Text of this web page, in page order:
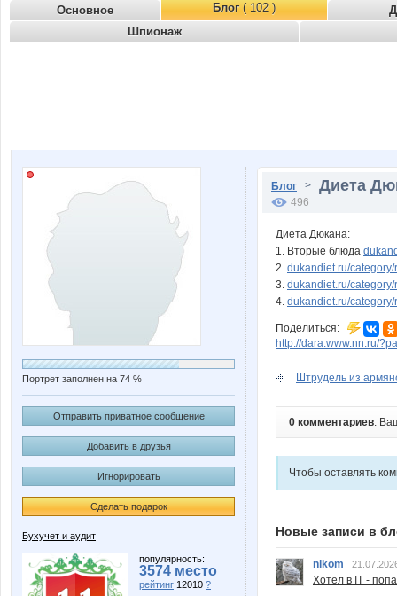
Основное Блог( 102 )
Шпионаж
Портрет заполнен на 74 %
Отправить приватное сообщение
Добавить в друзья
Игнорировать
Сделать подарок
Бухучет и аудит
популярность:
3574 место
рейтинг 12010 ?
Блог > Диета
496
Диета Дюкана:
1. Вторые блюда
2. dukandiet.ru/
3. dukandiet.ru/
4. dukandiet.ru/
Поделиться:
http://dara.www.nn.ru/
Штрудель из
0 комментариев.
Чтобы оставлять
Новые записи в
nikom
Хотел в IT -